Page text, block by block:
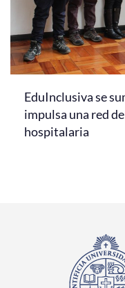
EduInclusiva se
impulsa una red
hospitalaria